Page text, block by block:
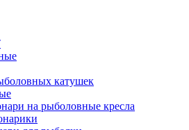
катушек
на рыболовные кресла